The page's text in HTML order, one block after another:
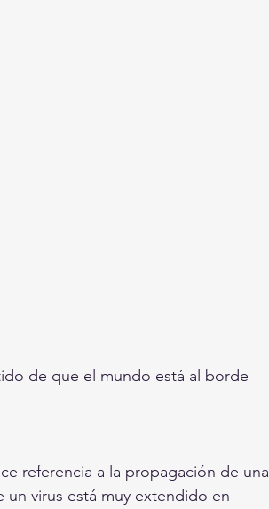
de que el mundo está al borde
referencia a la propagación de una
virus está muy extendido en